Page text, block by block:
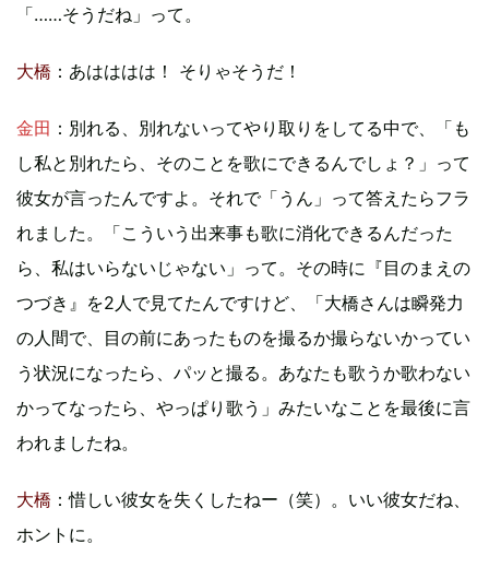
「……そうだね」って。
大橋 ：あはははは！ そりゃそうだ！
金田 ：別れる、別れないってやり取りをしてる中で、「も
し私と別れたら、そのことを歌にできるんでしょ？」って
彼女が言ったんですよ。それで「うん」って答えたらフラ
れました。「こういう出来事も歌に消化できるんだった
ら、私はいらないじゃない」って。その時に『目のまえの
つづき』を2人で見てたんですけど、「大橋さんは瞬発力
の人間で、目の前にあったものを撮るか撮らないかってい
う状況になったら、パッと撮る。あなたも歌うか歌わない
かってなったら、やっぱり歌う」みたいなことを最後に言
われましたね。
大橋 ：惜しい彼女を失くしたねー（笑）。いい彼女だね、
ホントに。